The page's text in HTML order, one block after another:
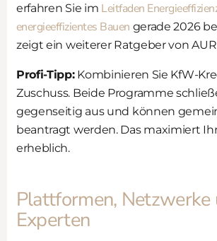
erfahren Sie im Leitfaden
energieeffizientes Bauen gerade 2026
zeigt ein weiterer Ratgeber von
Profi-Tipp:Kombinieren Sie KfW-
Zuschuss. Beide Programme
gegenseitig aus und können
beantragt werden. Das maximiert
erheblich.
Plattformen, Netzwerke
Experten